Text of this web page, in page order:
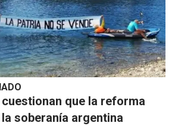
que la reforma
soberanía argentina